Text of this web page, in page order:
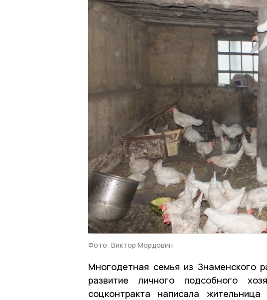
Фото: Виктор Мордовин
Многодетная семья из Знаменского
развитие личного подсобного
соцконтракта написала